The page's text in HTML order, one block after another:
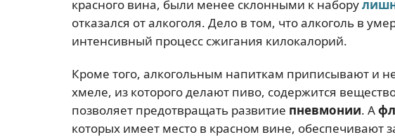
красного вина, были менее склонными к набору
отказался от алкоголя. Дело в том, что алкоголь в
интенсивный процесс сжигания килокалорий.
Кроме того, алкогольным напиткам приписывают и
хмеле, из которого делают пиво, содержится
позволяет предотвращать развитие пневмонии. А
которых имеет место в красном вине, обеспечивают